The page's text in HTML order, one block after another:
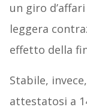
un giro
leggera
effetto della
Stabile,
attestatosi a